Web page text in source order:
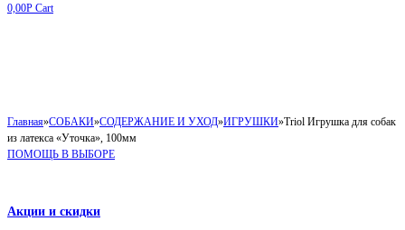
0,00Р Cart
Главная»СОБАКИ»СОДЕРЖАНИЕ И УХОД»ИГРУШКИ»Triol Игрушка для собак
из латекса «Уточка», 100мм
ПОМОЩЬ В ВЫБОРЕ
Акции и скидки